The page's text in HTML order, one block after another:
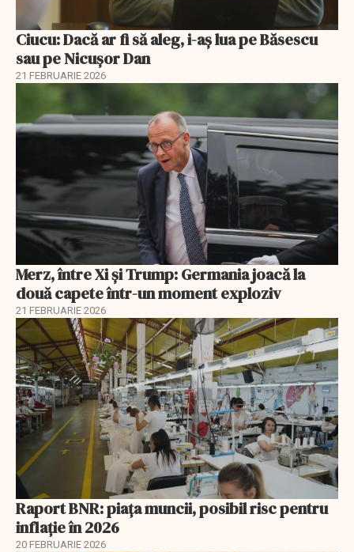
Ciucu: Dacă ar fi să aleg, i-aș lua pe Băsescu
sau pe Nicușor Dan
21 FEBRUARIE 2026
Merz, între Xi și Trump: Germania joacă la
două capete într-un moment exploziv
21 FEBRUARIE 2026
Raport BNR: piața muncii, posibil risc pentru
inflație în 2026
20 FEBRUARIE 2026